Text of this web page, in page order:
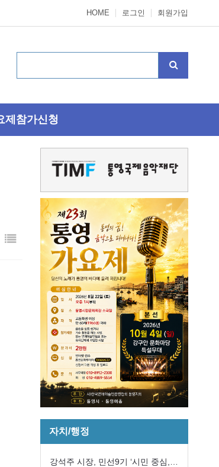
HOME 로그인 회원가입
제참가신청
자치/행정
강석주 시장, 민선9기 ‘시민 중심,